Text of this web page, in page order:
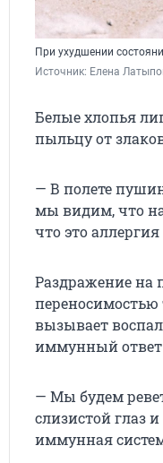
При ухудшении
Источник: Елена
Белые хлопья
пыльцу от
— В полете
мы видим, что
что это
Раздражение на
переносимостью
вызывает
иммунный ответ
— Мы будем
слизистой глаз
иммунная